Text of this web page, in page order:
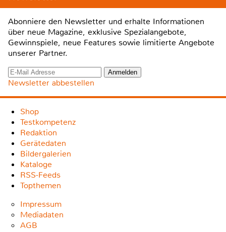
Abonniere den Newsletter und erhalte Informationen
über neue Magazine, exklusive Spezialangebote,
Gewinnspiele, neue Features sowie limitierte Angebote
unserer Partner.
Newsletter abbestellen
Shop
Testkompetenz
Redaktion
Gerätedaten
Bildergalerien
Kataloge
RSS-Feeds
Topthemen
Impressum
Mediadaten
AGB